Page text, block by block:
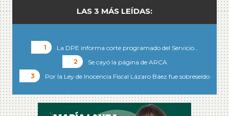
LAS 3 MÁS LEÍDAS:
La DPE informa corte programado del Servicio…
Se cayó la página de ARCA
Por la Ley de Inocencia Fiscal Lázaro Báez fue sobreseído